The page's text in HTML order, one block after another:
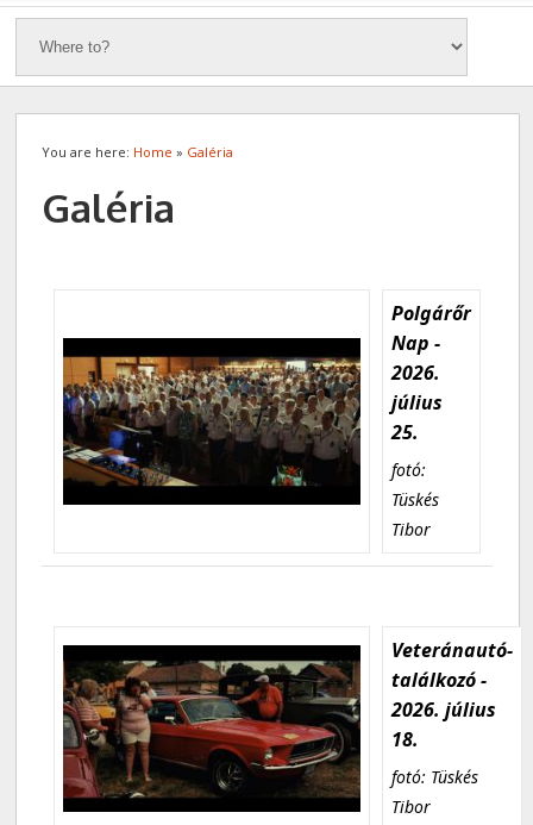
You are here: Home » Galéria
Galéria
Polgárőr
Nap -
2026.
július
25.
fotó:
Tüskés
Tibor
Veteránautó-
találkozó -
2026. július
18.
fotó: Tüskés
Tibor